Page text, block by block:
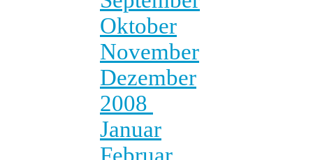
Oktober
November
Dezember
2008
Januar